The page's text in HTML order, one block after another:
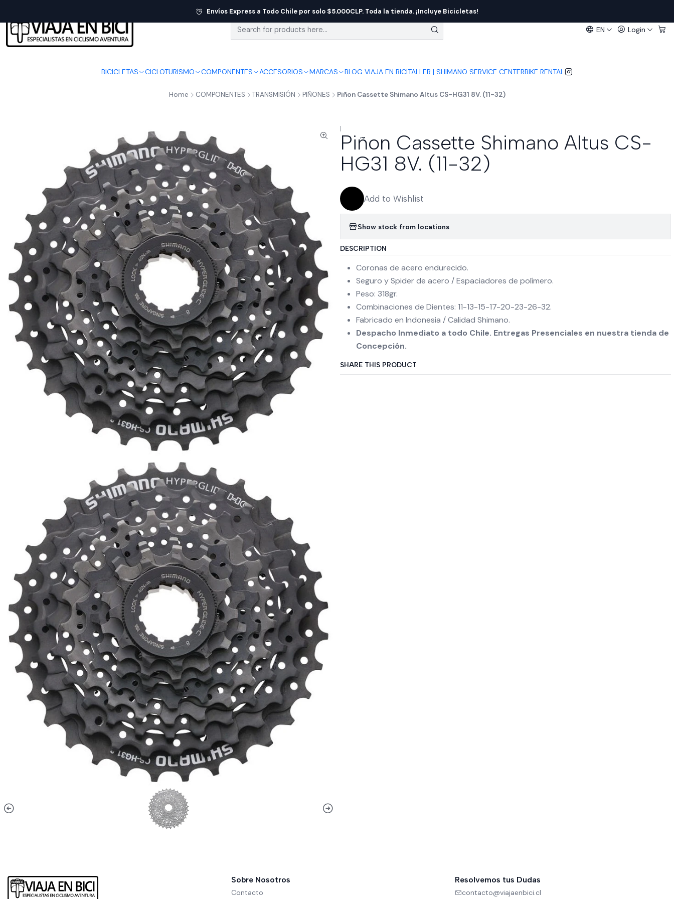
EN Login
BICICLETAS CICLOTURISMO COMPONENTES ACCESORIOS MARCAS BLOG VIAJA EN BICITALLER | SHIMANO SERVICE CENTERBIKE RENTAL
Envíos Express a Todo Chile por solo $5.000CLP. Toda la tienda. ¡Incluye Bicicletas!
Home COMPONENTES TRANSMISIÓN PIÑONES Piñon Cassette Shimano Altus CS-HG31 8V. (11-32)
|
Piñon Cassette Shimano Altus CS-
HG31 8V. (11-32)
Add to Wishlist
Show stock from locations
DESCRIPTION
Coronas de acero endurecido.
Seguro y Spider de acero / Espaciadores de polímero.
Peso: 318gr.
Combinaciones de Dientes: 11-13-15-17-20-23-26-32.
Fabricado en Indonesia / Calidad Shimano.
Despacho Inmediato a todo Chile. Entregas Presenciales en nuestra tienda de
Concepción.
SHARE THIS PRODUCT
Sobre Nosotros
Contacto
Resolvemos tus Dudas
contacto@viajaenbici.cl